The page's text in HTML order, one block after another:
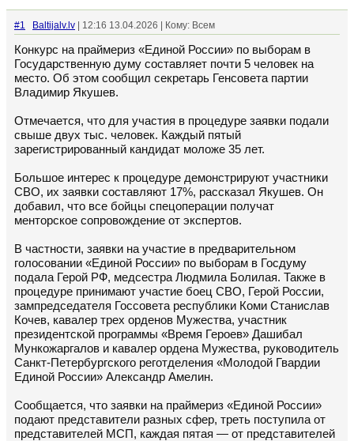
#1 Baltijalv.lv | 12:16 13.04.2026 | Кому: Всем
Конкурс на праймериз «Единой России» по выборам в
Государственную думу составляет почти 5 человек на
место. Об этом сообщил секретарь Генсовета партии
Владимир Якушев.
Отмечается, что для участия в процедуре заявки подали
свыше двух тыс. человек. Каждый пятый
зарегистрированный кандидат моложе 35 лет.
Большое интерес к процедуре демонстрируют участники
СВО, их заявки составляют 17%, рассказал Якушев. Он
добавил, что все бойцы спецоперации получат
менторское сопровождение от экспертов.
В частности, заявки на участие в предварительном
голосовании «Единой России» по выборам в Госдуму
подала Герой РФ, медсестра Людмила Болилая. Также в
процедуре принимают участие боец СВО, Герой России,
зампредседателя Госсовета республики Коми Станислав
Кочев, кавалер трех орденов Мужества, участник
президентской программы «Время Героев» Дашибал
Мункожаргалов и кавалер ордена Мужества, руководитель
Санкт-Петербургского реготделения «Молодой Гвардии
Единой России» Александр Амелин.
Сообщается, что заявки на праймериз «Единой России»
подают представители разных сфер, треть поступила от
представителей МСП, каждая пятая — от представителей